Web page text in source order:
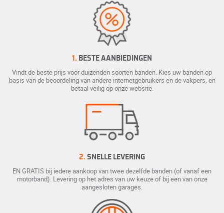
1. BESTE AANBIEDINGEN
Vindt de beste prijs voor duizenden soorten banden. Kies uw banden op
basis van de beoordeling van andere internetgebruikers en de vakpers, en
betaal veilig op onze website.
2. SNELLE LEVERING
EN GRATIS bij iedere aankoop van twee dezelfde banden (of vanaf een
motorband). Levering op het adres van uw keuze of bij een van onze
aangesloten garages.